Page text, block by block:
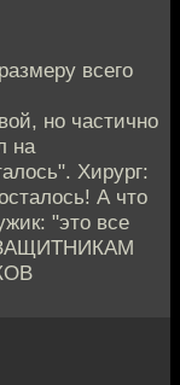
всего
но частично
на
Хирург:
А что
"это все
ЗАЩИТНИКАМ